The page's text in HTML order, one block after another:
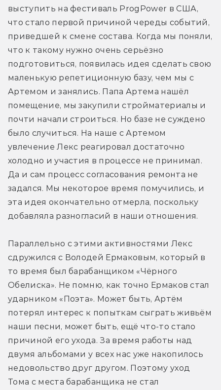
выступить на фестиваль ProgPower в США,
что стало первой причиной череды событий,
приведшей к смене состава. Когда мы поняли,
что к такому нужно очень серьёзно
подготовиться, появилась идея сделать свою
маленькую репетиционную базу, чем мы с
Артемом и занялись. Папа Артема нашёл
помещение, мы закупили стройматериалы и
почти начали строиться. Но базе не суждено
было случиться. На наше с Артемом
увлечение Лекс реагировал достаточно
холодно и участия в процессе не принимал.
Да и сам процесс согласования ремонта не
задался. Мы некоторое время помучились, и
эта идея окончательно отмерла, поскольку
добавляла разногласий в наши отношения.
Параллельно с этими активностями Лекс
сдружился с Володей Ермаковым, который в
то время был барабанщиком «Чёрного
Обелиска». Не помню, как точно Ермаков стал
ударником «Поэта». Может быть, Артём
потерял интерес к попыткам сыграть живьём
наши песни, может быть, ещё что-то стало
причиной его ухода. За время работы над
двумя альбомами у всех нас уже накопилось
недовольство друг другом. Поэтому уход
Тома с места барабанщика не стал